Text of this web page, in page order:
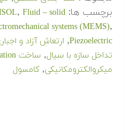
برچسب ها: , Fluid – solid
systems (MEMS),
Piezoelectric
, ارتعاش آزاد و
تداخل سازه با سیال, ساخت Application
میکروالکترومکانیکی,کامسول